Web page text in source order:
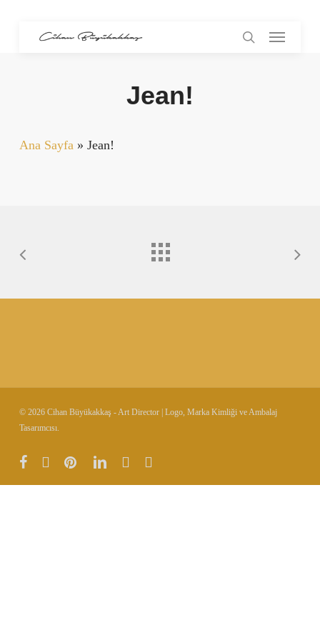
Menu
Jean!
Ana Sayfa» Jean!
© 2026 Cihan Büyükakkaş - Art Director | Logo, Marka Kimliği ve Ambalaj
Tasarımcısı.
facebookvimeo pinterest linkedin instagrambehance